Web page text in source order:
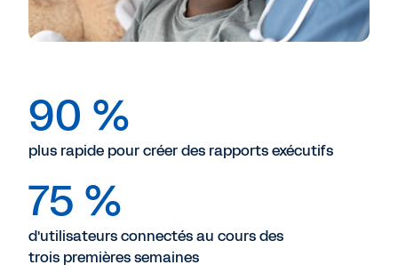
90 %
plus rapide pour créer des rapports exécutifs
75 %
d'utilisateurs connectés au cours des
trois premières semaines